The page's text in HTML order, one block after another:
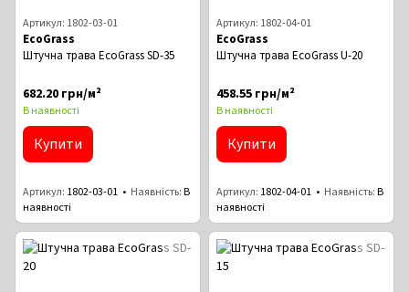
Артикул: 1802-03-01
EcoGrass
Штучна трава EcoGrass SD-35
682.20 грн/м²
В наявності
Купити
Артикул 1802-03-01 Наявність В
наявності
Артикул: 1802-04-01
EcoGrass
Штучна трава EcoGrass U-20
458.55 грн/м²
В наявності
Купити
Артикул 1802-04-01 Наявність В
наявності